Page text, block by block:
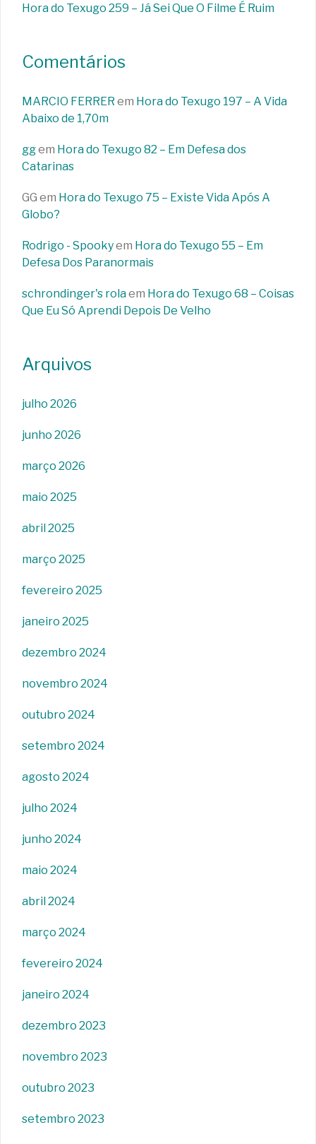
Hora do Texugo 259 – Já Sei Que O Filme É Ruim
Comentários
MARCIO FERRER em Hora do Texugo 197 – A Vida
Abaixo de 1,70m
ggem Hora do Texugo 82 – Em Defesa dos
Catarinas
GG em Hora do Texugo 75 – Existe Vida Após A
Globo?
Rodrigo - Spookyem Hora do Texugo 55 – Em
Defesa Dos Paranormais
schrondinger's rolaem Hora do Texugo 68 – Coisas
Que Eu Só Aprendi Depois De Velho
Arquivos
julho 2026
junho 2026
março 2026
maio 2025
abril 2025
março 2025
fevereiro 2025
janeiro 2025
dezembro 2024
novembro 2024
outubro 2024
setembro 2024
agosto 2024
julho 2024
junho 2024
maio 2024
abril 2024
março 2024
fevereiro 2024
janeiro 2024
dezembro 2023
novembro 2023
outubro 2023
setembro 2023